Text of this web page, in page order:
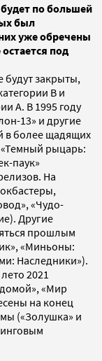
по большей
был
уже обречены
под
будут закрыты,
B и
А. В 1995 году
13» и другие
в более щадящих
«Темный рыцарь:
паук»
На
«Чудо-
Другие
прошлым
«Миньоны:
Наследники»).
2021
домой», «Мир
на конец
(«Золушка» и